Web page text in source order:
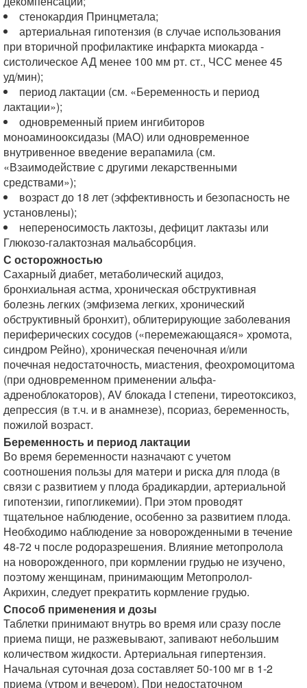
стенокардия Принцметала;
артериальная гипотензия (в случае использования
при вторичной профилактике инфаркта миокарда -
систолическое АД менее 100 мм рт. ст., ЧСС менее 45
уд/мин);
период лактации (см. «Беременность и период
лактации»);
одновременный прием ингибиторов
моноаминооксидазы (МАО) или одновременное
внутривенное введение верапамила (см.
«Взаимодействие с другими лекарственными
средствами»);
возраст до 18 лет (эффективность и безопасность не
установлены);
непереносимость лактозы, дефицит лактазы или
Глюкозо-галактозная мальабсорбция.
С осторожностью
Сахарный диабет, метаболический ацидоз,
бронхиальная астма, хроническая обструктивная
болезнь легких (эмфизема легких, хронический
обструктивный бронхит), облитерирующие заболевания
периферических сосудов («перемежающаяся» хромота,
синдром Рейно), хроническая печеночная и/или
почечная недостаточность, миастения, феохромоцитома
(при одновременном применении альфа-
адреноблокаторов), AV блокада I степени, тиреотоксикоз,
депрессия (в т.ч. и в анамнезе), псориаз, беременность,
пожилой возраст.
Беременность и период лактации
Во время беременности назначают с учетом
соотношения пользы для матери и риска для плода (в
связи с развитием у плода брадикардии, артериальной
гипотензии, гипогликемии). При этом проводят
тщательное наблюдение, особенно за развитием плода.
Необходимо наблюдение за новорожденными в течение
48-72 ч после родоразрешения. Влияние метопролола
на новорожденного, при кормлении грудью не изучено,
поэтому женщинам, принимающим Метопролол-
Акрихин, следует прекратить кормление грудью.
Способ применения и дозы
Таблетки принимают внутрь во время или сразу после
приема пищи, не разжевывают, запивают небольшим
количеством жидкости. Артериальная гипертензия.
Начальная суточная доза составляет 50-100 мг в 1-2
приема (утром и вечером). При недостаточном